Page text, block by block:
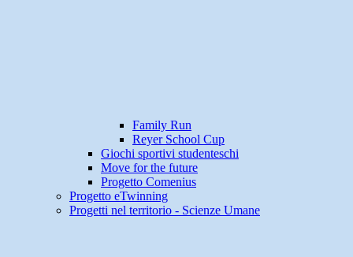
Family Run
Reyer School Cup
Giochi sportivi studenteschi
Move for the future
Progetto Comenius
Progetto eTwinning
Progetti nel territorio - Scienze Umane